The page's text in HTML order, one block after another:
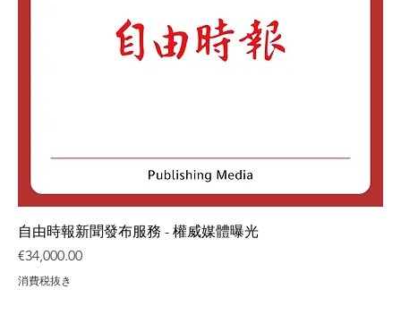
自由時報新聞發布服務 - 權威媒體曝光
価格
€34,000.00
消費税抜き